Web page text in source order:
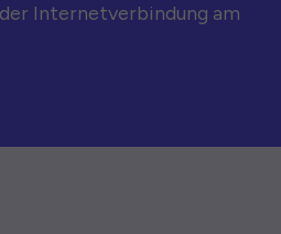
Internetverbindung am